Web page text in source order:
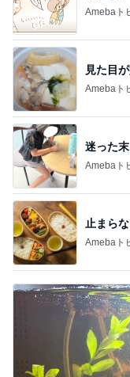
Amebaト
見た目
Amebaト
迷った
Amebaト
止まら
Amebaト